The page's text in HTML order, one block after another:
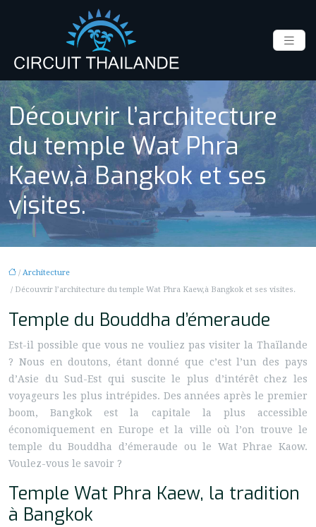
Découvrir l’architecture
du temple Wat Phra
Kaew,à Bangkok et ses
visites.
/ Architecture
/ Découvrir l’architecture du temple Wat Phra Kaew,à Bangkok et ses visites.
Temple du Bouddha d’émeraude
Est-il possible que vous ne vouliez pas visiter la Thaïlande
? Nous en doutons, étant donné que c’est l’un des pays
d’Asie du Sud-Est qui suscite le plus d’intérêt chez les
voyageurs les plus intrépides. Des années après le premier
boom, Bangkok est la capitale la plus accessible
économiquement en Europe et la ville où l’on trouve le
temple du Bouddha d’émeraude ou le Wat Phrae Kaow.
Voulez-vous le savoir ?
Temple Wat Phra Kaew, la tradition
à Bangkok